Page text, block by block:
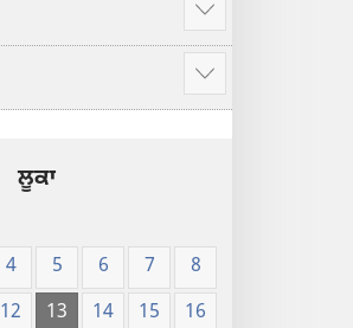
Show
more
Show
more
ਲੂਕਾ
4 5 6 7
8
12 13 14 15
16